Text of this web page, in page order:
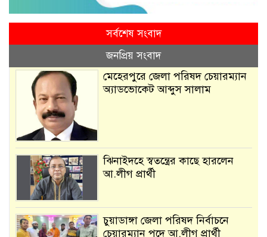
সর্বশেষ সংবাদ
জনপ্রিয় সংবাদ
মেহেরপুরে জেলা পরিষদ চেয়ারম্যান
অ্যাডভোকেট আব্দুস সালাম
ঝিনাইদহে স্বতন্ত্রের কাছে হারলেন
আ.লীগ প্রার্থী
চুয়াডাঙ্গা জেলা পরিষদ নির্বাচনে
চেয়ারম্যান পদে আ.লীগ প্রার্থী